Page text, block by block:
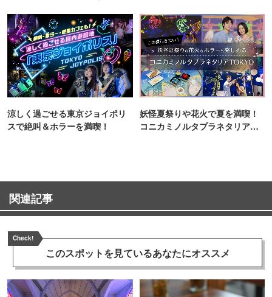
涼しく過ごせる東京ジョイポリ
スで絶叫＆ホラーを満喫！
妖怪夏祭りや花火で夏を満喫！
コニカミノルタプラネタリア
関連記事
Check!
このスポットを見ているあなたにオススメ